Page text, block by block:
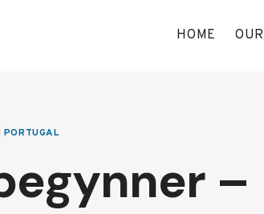
HOME
PORTUGAL
–